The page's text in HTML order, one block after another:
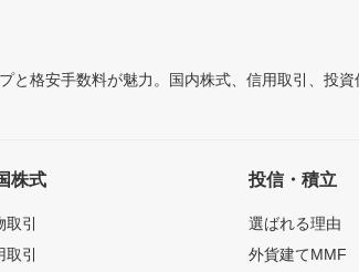
と格安手数料が魅力。国内株式、信用取引、投
株式
引
引
投信・積立
選ばれる理由
外貨建てMMF